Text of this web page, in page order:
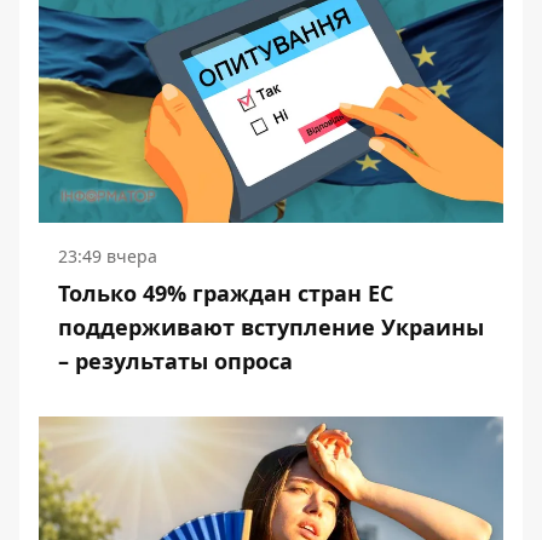
23:49 вчера
Только 49% граждан стран ЕС
поддерживают вступление Украины
– результаты опроса